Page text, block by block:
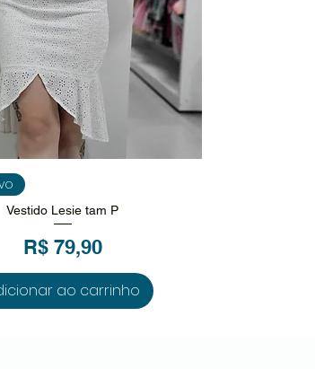
rápida
Vestido Lesie tam P
Preço
R$ 79,90
ao carrinho